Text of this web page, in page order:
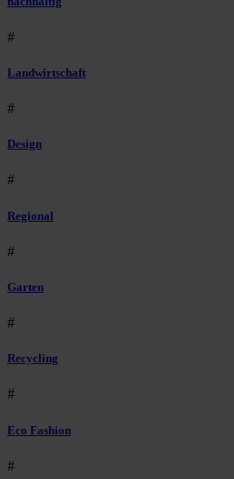
#
Landwirtschaft
#
Design
#
Regional
#
Garten
#
Recycling
#
Eco Fashion
#